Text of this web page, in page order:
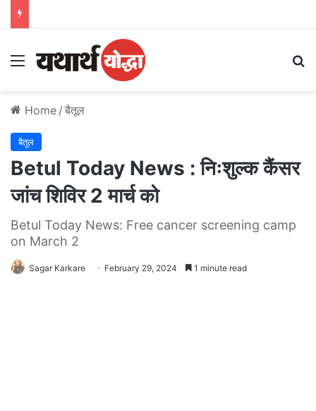
Menu
Home / बैतूल
बैतूल
Betul Today News : निःशुल्क कैंसर
जांच शिविर 2 मार्च को
Betul Today News: Free cancer screening camp
on March 2
Sagar Karkare February 29, 2024 1 minute read